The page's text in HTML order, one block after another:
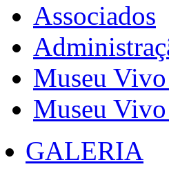
Associados
Museu
Museu
GALERIA